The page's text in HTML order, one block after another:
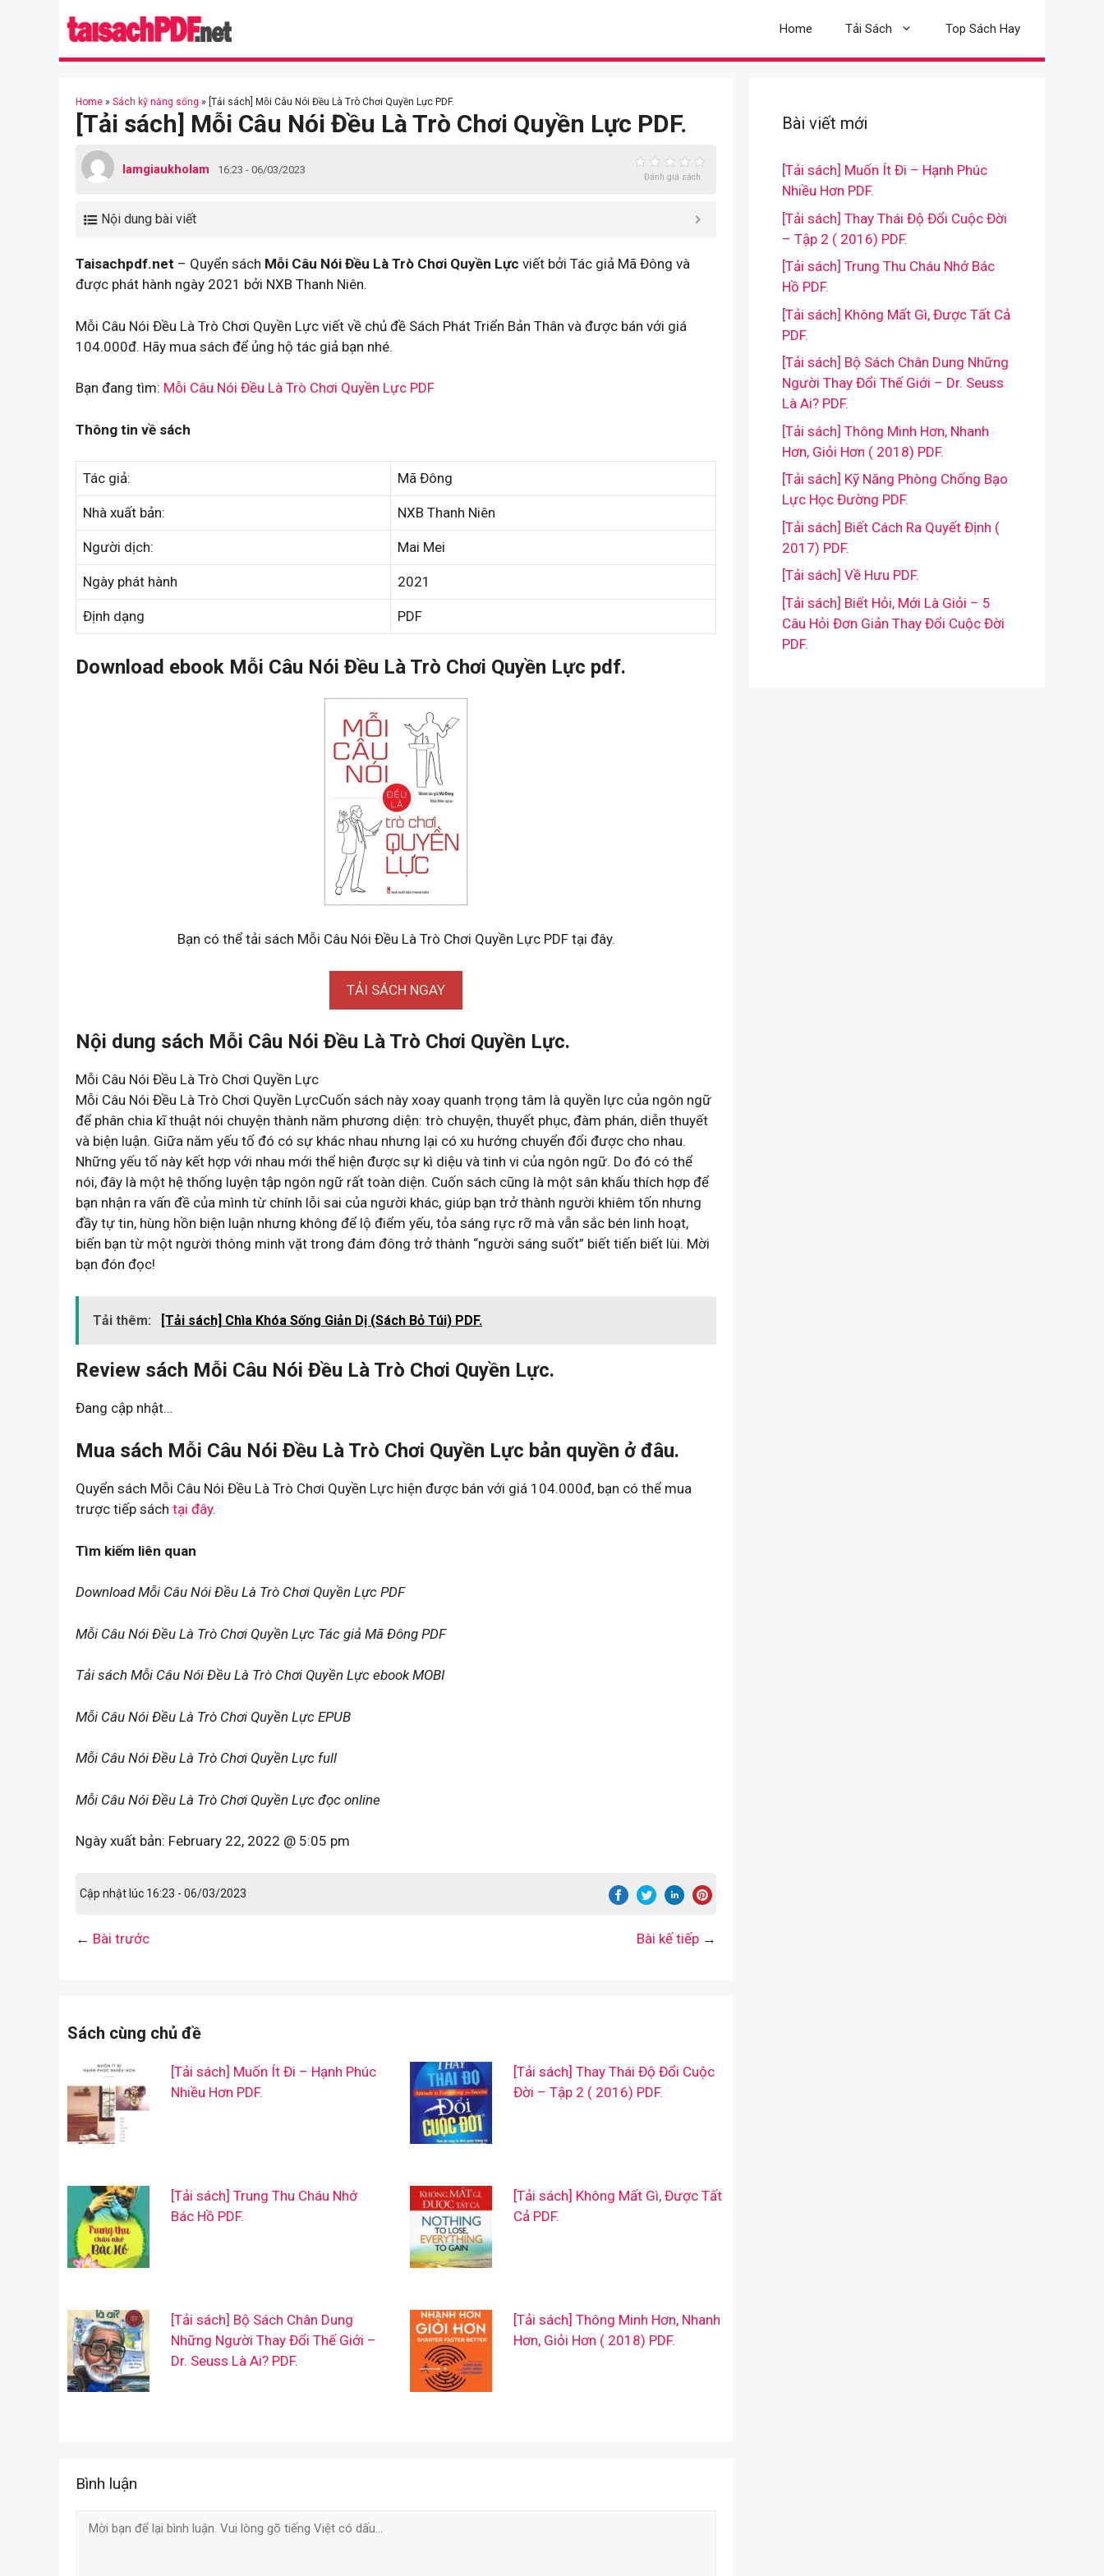
Home Tải Sách Top Sách Hay
Home » Sách kỹ năng sống » [Tải sách] Mỗi Câu Nói Đều Là Trò Chơi Quyền Lực PDF.
[Tải sách] Mỗi Câu Nói Đều Là Trò Chơi Quyền Lực PDF.
lamgiaukholam 16:23 - 06/03/2023
Đánh giá sách
Nội dung bài viết
Taisachpdf.net – Quyển sách Mỗi Câu Nói Đều Là Trò Chơi Quyền Lực viết bởi Tác giả Mã Đông và
được phát hành ngày 2021 bởi NXB Thanh Niên.
Mỗi Câu Nói Đều Là Trò Chơi Quyền Lực viết về chủ đề Sách Phát Triển Bản Thân và được bán với giá
104.000đ. Hãy mua sách để ủng hộ tác giả bạn nhé.
Bạn đang tìm: Mỗi Câu Nói Đều Là Trò Chơi Quyền Lực PDF
Thông tin về sách
Tác giả: Mã Đông
Nhà xuất bản: NXB Thanh Niên
Người dịch: Mai Mei
Ngày phát hành 2021
Định dạng PDF
Download ebook Mỗi Câu Nói Đều Là Trò Chơi Quyền Lực pdf.
Bạn có thể tải sách Mỗi Câu Nói Đều Là Trò Chơi Quyền Lực PDF tại đây.
TẢI SÁCH NGAY
Nội dung sách Mỗi Câu Nói Đều Là Trò Chơi Quyền Lực.
Mỗi Câu Nói Đều Là Trò Chơi Quyền Lực
Mỗi Câu Nói Đều Là Trò Chơi Quyền LựcCuốn sách này xoay quanh trọng tâm là quyền lực của ngôn ngữ
để phân chia kĩ thuật nói chuyện thành năm phương diện: trò chuyện, thuyết phục, đàm phán, diễn thuyết
và biện luận. Giữa năm yếu tố đó có sự khác nhau nhưng lại có xu hướng chuyển đổi được cho nhau.
Những yếu tố này kết hợp với nhau mới thể hiện được sự kì diệu và tinh vi của ngôn ngữ. Do đó có thể
nói, đây là một hệ thống luyện tập ngôn ngữ rất toàn diện. Cuốn sách cũng là một sân khấu thích hợp để
bạn nhận ra vấn đề của mình từ chính lỗi sai của người khác, giúp bạn trở thành người khiêm tốn nhưng
đầy tự tin, hùng hồn biện luận nhưng không để lộ điểm yếu, tỏa sáng rực rỡ mà vẫn sắc bén linh hoạt,
biến bạn từ một người thông minh vặt trong đám đông trở thành “người sáng suốt” biết tiến biết lùi. Mời
bạn đón đọc!
Tải thêm: [Tải sách] Chìa Khóa Sống Giản Dị (Sách Bỏ Túi) PDF.
Review sách Mỗi Câu Nói Đều Là Trò Chơi Quyền Lực.
Đang cập nhật…
Mua sách Mỗi Câu Nói Đều Là Trò Chơi Quyền Lực bản quyền ở đâu.
Quyển sách Mỗi Câu Nói Đều Là Trò Chơi Quyền Lực hiện được bán với giá 104.000đ, bạn có thể mua
trược tiếp sách tại đây.
Tìm kiếm liên quan
Download Mỗi Câu Nói Đều Là Trò Chơi Quyền Lực PDF
Mỗi Câu Nói Đều Là Trò Chơi Quyền Lực Tác giả Mã Đông PDF
Tải sách Mỗi Câu Nói Đều Là Trò Chơi Quyền Lực ebook MOBI
Mỗi Câu Nói Đều Là Trò Chơi Quyền Lực EPUB
Mỗi Câu Nói Đều Là Trò Chơi Quyền Lực full
Mỗi Câu Nói Đều Là Trò Chơi Quyền Lực đọc online
Ngày xuất bản: February 22, 2022 @ 5:05 pm
Cập nhật lúc 16:23 - 06/03/2023
← Bài trước Bài kế tiếp →
Sách cùng chủ đề
[Tải sách] Muốn Ít Đi – Hạnh Phúc
Nhiều Hơn PDF.
[Tải sách] Thay Thái Độ Đổi Cuộc
Đời – Tập 2 ( 2016) PDF.
[Tải sách] Trung Thu Cháu Nhớ
Bác Hồ PDF.
[Tải sách] Không Mất Gì, Được Tất
Cả PDF.
[Tải sách] Bộ Sách Chân Dung
Những Người Thay Đổi Thế Giới –
Dr. Seuss Là Ai? PDF.
[Tải sách] Thông Minh Hơn, Nhanh
Hơn, Giỏi Hơn ( 2018) PDF.
Bình luận
Comment
Bài viết mới
[Tải sách] Muốn Ít Đi – Hạnh Phúc
Nhiều Hơn PDF.
[Tải sách] Thay Thái Độ Đổi Cuộc Đời
– Tập 2 ( 2016) PDF.
[Tải sách] Trung Thu Cháu Nhớ Bác
Hồ PDF.
[Tải sách] Không Mất Gì, Được Tất Cả
PDF.
[Tải sách] Bộ Sách Chân Dung Những
Người Thay Đổi Thế Giới – Dr. Seuss
Là Ai? PDF.
[Tải sách] Thông Minh Hơn, Nhanh
Hơn, Giỏi Hơn ( 2018) PDF.
[Tải sách] Kỹ Năng Phòng Chống Bạo
Lực Học Đường PDF.
[Tải sách] Biết Cách Ra Quyết Định (
2017) PDF.
[Tải sách] Về Hưu PDF.
[Tải sách] Biết Hỏi, Mới Là Giỏi – 5
Câu Hỏi Đơn Giản Thay Đổi Cuộc Đời
PDF.